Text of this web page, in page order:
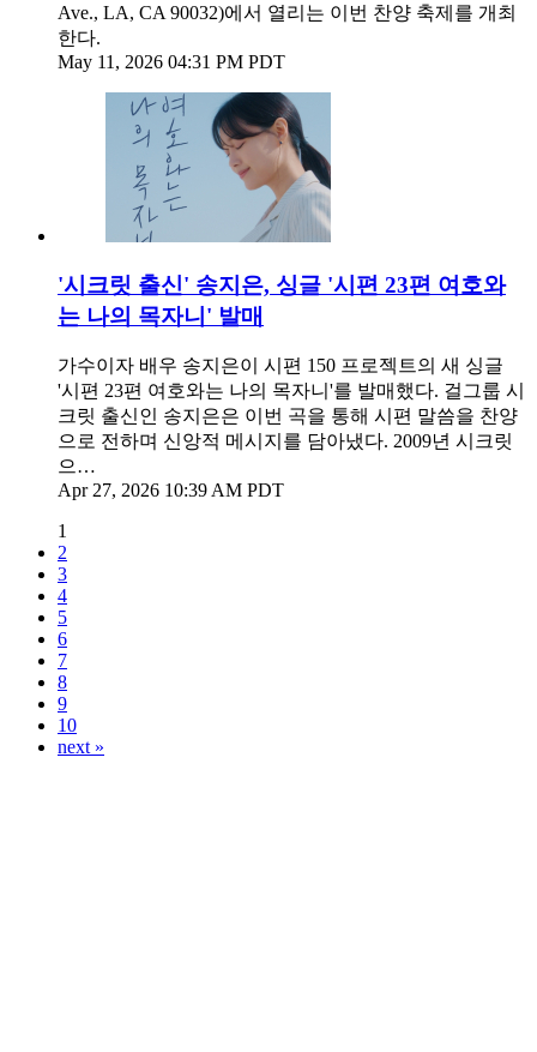
Ave., LA, CA 90032)에서 열리는 이번 찬양 축제를 개최
한다.
May 11, 2026 04:31 PM PDT
'시크릿 출신' 송지은, 싱글 '시편 23편 여호와
는 나의 목자니' 발매
가수이자 배우 송지은이 시편 150 프로젝트의 새 싱글
'시편 23편 여호와는 나의 목자니'를 발매했다. 걸그룹 시
크릿 출신인 송지은은 이번 곡을 통해 시편 말씀을 찬양
으로 전하며 신앙적 메시지를 담아냈다. 2009년 시크릿
으…
Apr 27, 2026 10:39 AM PDT
1
2
3
4
5
6
7
8
9
10
next »